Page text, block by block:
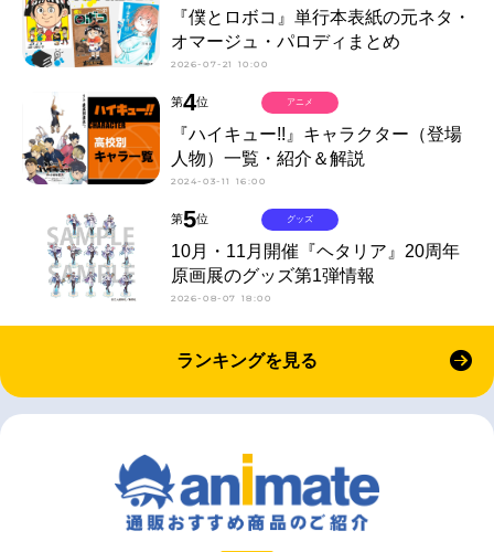
『僕とロボコ』単行本表紙の元ネタ・
オマージュ・パロディまとめ
2026-07-21 10:00
第4位
『ハイキュー!!』キャラクター（登場
人物）一覧・紹介＆解説
2024-03-11 16:00
アニメ
第5位
10月・11月開催『ヘタリア』20周年
原画展のグッズ第1弾情報
2026-08-07 18:00
グッズ
ランキングを見る